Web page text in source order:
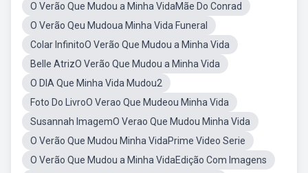
O Verão Que Mudou a Minha VidaMãe Do Conrad
O Verão Qeu Mudoua Minha Vida Funeral
Colar InfinitoO Verão Que Mudou a Minha Vida
Belle AtrizO Verão Que Mudou a Minha Vida
O DIA Que Minha Vida Mudou2
Foto Do LivroO Verao Que Mudeou Minha Vida
Susannah ImagemO Verao Que Mudou Minha Vida
O Verão Que Mudou Minha VidaPrime Video Serie
O Verão Que Mudou a Minha VidaEdição Com Imagens